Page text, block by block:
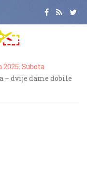
2025. Subota
– dvije dame dobile